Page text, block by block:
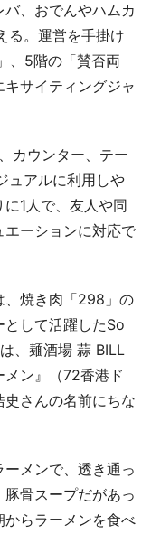
、おでんやハムカ
る。運営を手掛け
、5階の「賛否両
サイティングジャ
カウンター、テー
ュアルに利用しや
1人で、友人や同
ーションに対応で
焼き肉「298」の
として活躍したSo
、麺酒場 蒜 BILL
ン』（72香港ド
さんの名前にちな
メンで、透き通っ
骨スープだがあっ
からラーメンを食べ